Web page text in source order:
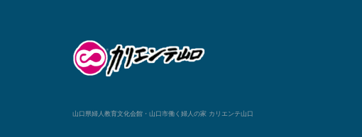
山口県婦人教育文化会館・山口市働く婦人の家 カリエンテ山口